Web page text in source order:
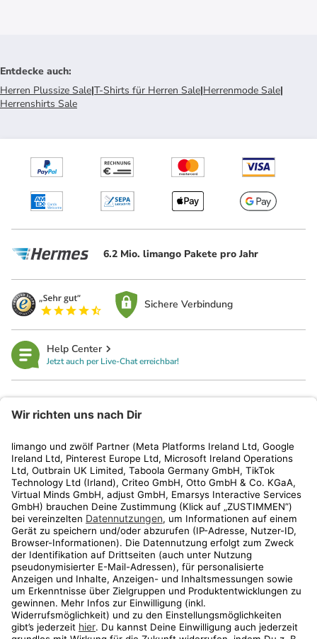
Entdecke auch:
Herren Plussize Sale|T-Shirts für Herren Sale|Herrenmode Sale|
Herrenshirts Sale
6.2 Mio. limango Pakete pro Jahr
Sichere Verbindung
Help Center
Jetzt auch per Live-Chat erreichbar!
Kundenservice
Shop
Aktionen
Travel